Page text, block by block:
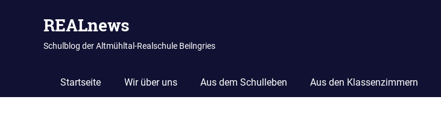
REALnews
Schulblog der Altmühltal-Realschule Beilngries
Startseite Wir über uns Aus dem Schulleben Aus den Klassenzimmern